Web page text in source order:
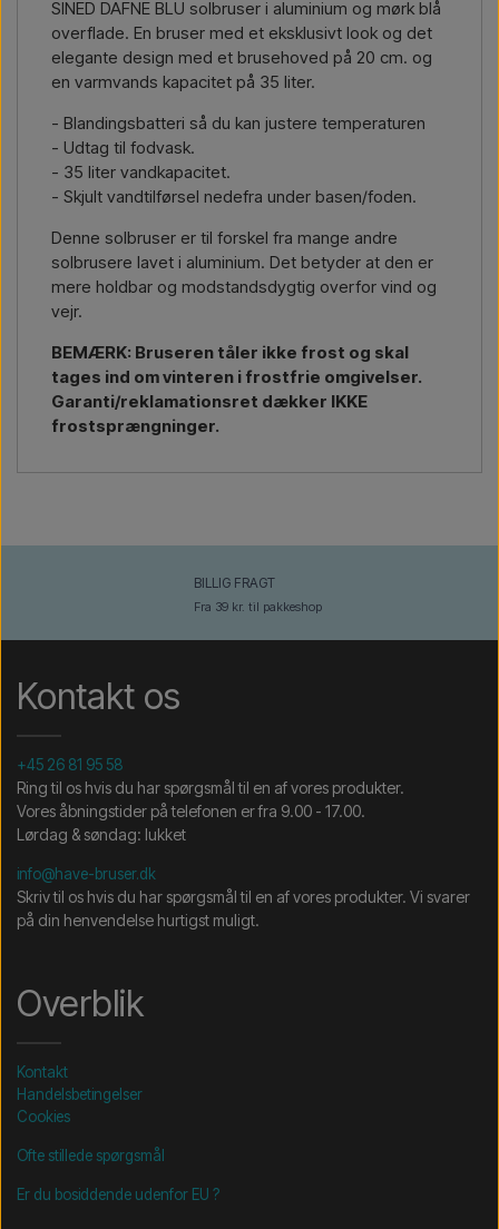
Kontakt via mail → Ring til os →
SINED DAFNE BLU solbruser i aluminium og mørk blå
overflade. En bruser med et eksklusivt look og det
elegante design med et brusehoved på 20 cm. og
en varmvands kapacitet på 35 liter.
- Blandingsbatteri så du kan justere temperaturen
- Udtag til fodvask.
- 35 liter vandkapacitet.
- Skjult vandtilførsel nedefra under basen/foden.
Denne solbruser er til forskel fra mange andre
solbrusere lavet i aluminium. Det betyder at den er
mere holdbar og modstandsdygtig overfor vind og
vejr.
BEMÆRK: Bruseren tåler ikke frost og skal
tages ind om vinteren i frostfrie omgivelser.
Garanti/reklamationsret dækker IKKE
frostsprængninger.
BILLIG FRAGT
Fra 39 kr. til pakkeshop
Kontakt os
+45 26 81 95 58
Ring til os hvis du har spørgsmål til en af vores produkter.
Vores åbningstider på telefonen er fra 9.00 - 17.00.
Lørdag & søndag: lukket
info@have-bruser.dk
Skriv til os hvis du har spørgsmål til en af vores produkter. Vi svarer
på din henvendelse hurtigst muligt.
Overblik
Kontakt
Handelsbetingelser
Cookies
Ofte stillede spørgsmål
Er du bosiddende udenfor EU ?